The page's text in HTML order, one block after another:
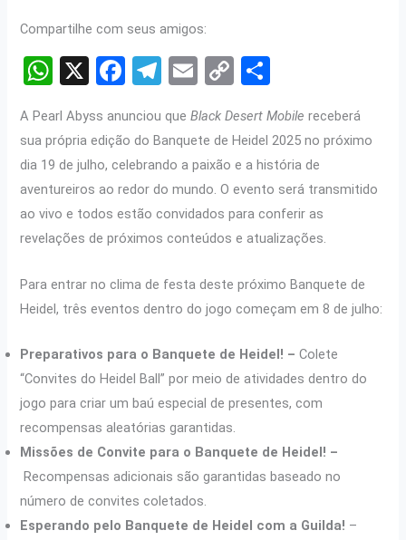
Compartilhe com seus amigos:
W
at
s
A
p
p
X
F
ce
b
o
o
k
T
e
gr
a
m
E
ail
C
py
Li
n
k
ar
e
A Pearl Abyss anunciou queBlack Desert Mobile receberá
sua própria edição do Banquete de Heidel 2025 no próximo
dia 19 de julho, celebrando a paixão e a história de
aventureiros ao redor do mundo. O evento será transmitido
ao vivo e todos estão convidados para conferir as
revelações de próximos conteúdos e atualizações.
Para entrar no clima de festa deste próximo Banquete de
Heidel, três eventos dentro do jogo começam em 8 de julho:
Preparativos para o Banquete de Heidel! – Colete
“Convites do Heidel Ball” por meio de atividades dentro do
jogo para criar um baú especial de presentes, com
recompensas aleatórias garantidas.
Missões de Convite para o Banquete de Heidel! –
Recompensas adicionais são garantidas baseado no
número de convites coletados.
Esperando pelo Banquete de Heidel com a Guilda! –